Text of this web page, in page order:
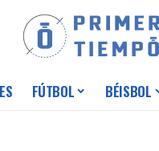
FÚTBOL BÉISBOL